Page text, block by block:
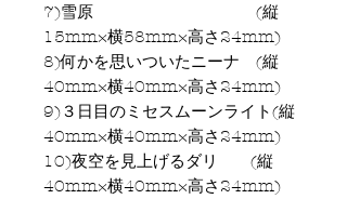
7)雪原 (縦
15mm×横58mm×高さ24mm)
8)何かを思いついたニーナ (縦
40mm×横40mm×高さ24mm)
9)３日目のミセスムーンライト(縦
40mm×横40mm×高さ24mm)
10)夜空を見上げるダリ (縦
40mm×横40mm×高さ24mm)